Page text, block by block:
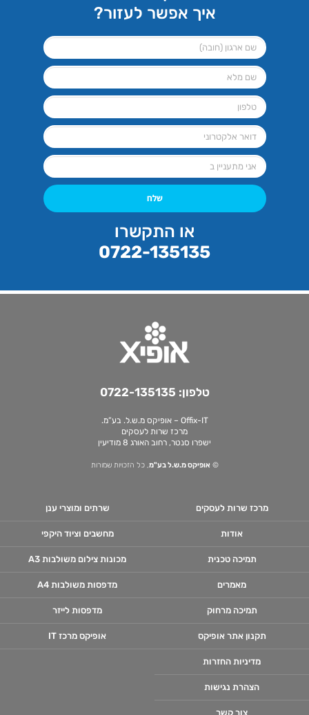
איך אפשר לעזור?
שלח
או התקשרו
0722-135135
טלפון: 0722-135135
Offix-IT – אופיקס מ.ש.ל. בע”מ.
מרכז שרות לעסקים
ישפרו סנטר, רחוב האורג 8 מודיעין
© אופיקס מ.ש.ל בע"מ, כל הזכויות שמורות
מרכז שרות לעסקים
אודות
תמיכה טכנית
מאמרים
תמיכה מרחוק
תקנון אתר אופיקס
מדיניות החזרות
הצהרת נגישות
צור קשר
שרתים ומוצרי ענן
מחשבים וציוד היקפי
מכונות צילום משולבות A3
מדפסות משולבות A4
מדפסות לייזר
אופיקס מרכז IT